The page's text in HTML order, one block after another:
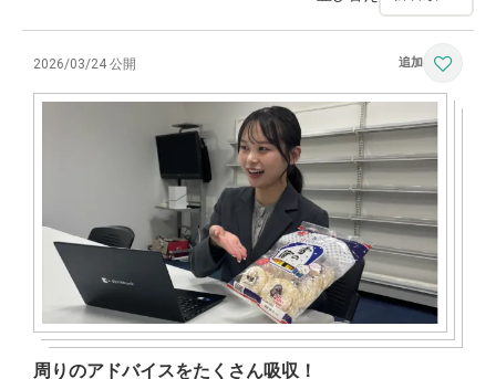
2026/03/24 公開
周りのアドバイスをたくさん吸収！